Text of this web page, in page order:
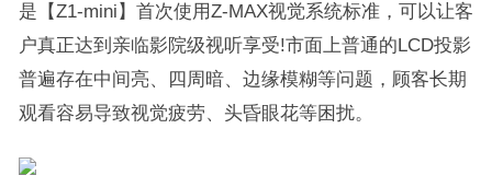
是【Z1-mini】首次使用Z-MAX视觉系统标准，可以让客
户真正达到亲临影院级视听享受!市面上普通的LCD投影
普遍存在中间亮、四周暗、边缘模糊等问题，顾客长期
观看容易导致视觉疲劳、头昏眼花等困扰。